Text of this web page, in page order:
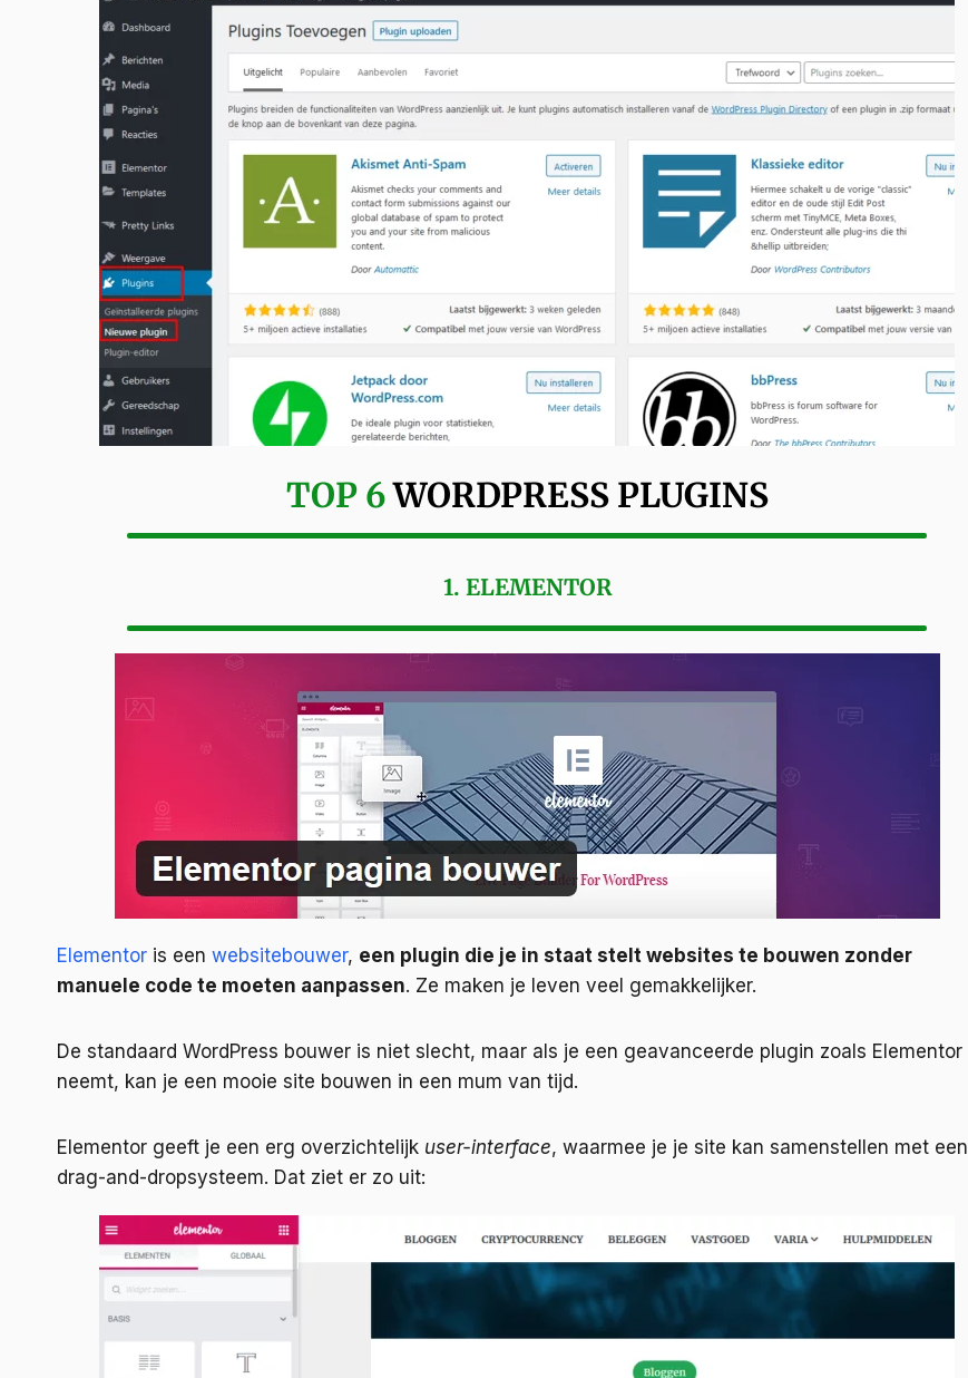
TOP 6WORDPRESS PLUGINS
1. ELEMENTOR
Elementor is een websitebouwer, een plugin die je in staat stelt websites te bouwen zonder
manuele code te moeten aanpassen. Ze maken je leven veel gemakkelijker.
De standaard WordPress bouwer is niet slecht, maar als je een geavanceerde plugin zoals Elementor
neemt, kan je een mooie site bouwen in een mum van tijd.
Elementor geeft je een erg overzichtelijk user-interface, waarmee je je site kan samenstellen met een
drag-and-dropsysteem. Dat ziet er zo uit: